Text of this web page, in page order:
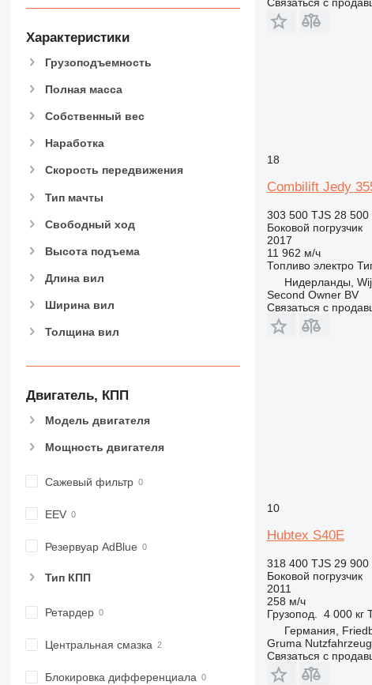
Характеристики
Грузоподъемность
Полная масса
Собственный вес
Наработка
Скорость передвижения
Тип мачты
Свободный ход
Высота подъема
Длина вил
Ширина вил
Толщина вил
Двигатель, КПП
Модель двигателя
Мощность двигателя
Сажевый фильтр
EEV
Резервуар AdBlue
Тип КПП
Ретардер
Центральная смазка
Блокировка дифференциала
18
Combilift Jedy
303 500 TJS 28 500
Боковой погрузчик
2017
11 962 м/ч
Топливо электро
Нидерланды,
Second Owner BV
Связаться с
10
Hubtex S40E
318 400 TJS 29 900
Боковой погрузчик
2011
258 м/ч
Грузопод.
4 000 кг
Германия,
Gruma
Связаться с